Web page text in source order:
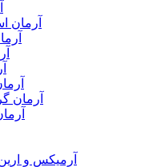
آرمان
آرمان
آرمیکس و ارین